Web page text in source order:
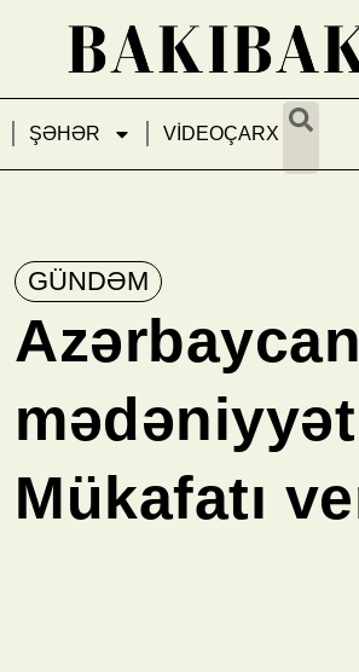
ŞƏHƏR VİDEOÇARX
GÜNDƏM
Mükafatı